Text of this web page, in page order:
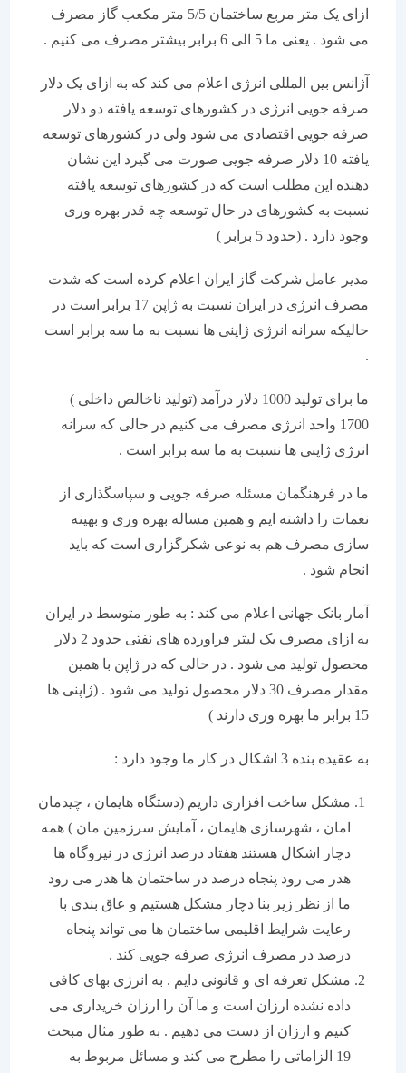
ازای یک متر مربع ساختمان 5/5 متر مکعب گاز مصرف
می شود . یعنی ما 5 الی 6 برابر بیشتر مصرف می کنیم .
آژانس بین المللی انرژی اعلام می کند که به ازای یک دلار
صرفه جویی انرژی در کشورهای توسعه یافته دو دلار
صرفه جویی اقتصادی می شود ولی در کشورهای توسعه
یافته 10 دلار صرفه جویی صورت می گیرد این نشان
دهنده این مطلب است که در کشورهای توسعه یافته
نسبت به کشورهای در حال توسعه چه قدر بهره وری
وجود دارد . (حدود 5 برابر )
مدیر عامل شرکت گاز ایران اعلام کرده است که شدت
مصرف انرژی در ایران نسبت به ژاپن 17 برابر است در
حالیکه سرانه انرژی ژاپنی ها نسبت به ما سه برابر است
ما برای تولید 1000 دلار درآمد (تولید ناخالص داخلی )
1700 واحد انرژی مصرف می کنیم در حالی که سرانه
انرژی ژاپنی ها نسبت به ما سه برابر است .
ما در فرهنگمان مسئله صرفه جویی و سپاسگذاری از
نعمات را داشته ایم و همین مساله بهره وری و بهینه
سازی مصرف هم به نوعی شکرگزاری است که باید
انجام شود .
آمار بانک جهانی اعلام می کند : به طور متوسط در ایران
به ازای مصرف یک لیتر فراورده های نفتی حدود 2 دلار
محصول تولید می شود . در حالی که در ژاپن با همین
مقدار مصرف 30 دلار محصول تولید می شود . (ژاپنی ها
به عقیده بنده 3 اشکال در کار ما وجود دارد :
مشکل ساخت افزاری داریم (دستگاه هایمان ، چیدمان
امان ، شهرسازی هایمان ، آمایش سرزمین مان ) همه
دچار اشکال هستند هفتاد درصد انرژی در نیروگاه ها
هدر می رود پنجاه درصد در ساختمان ها هدر می رود
ما از نظر زیر بنا دچار مشکل هستیم و عاق بندی با
رعایت شرایط اقلیمی ساختمان ها می تواند پنجاه
درصد در مصرف انرژی صرفه جویی کند .
مشکل تعرفه ای و قانونی دایم . به انرژی بهای کافی
داده نشده ارزان است و ما آن را ارزان خریداری می
کنیم و ارزان از دست می دهیم . به طور مثال مبحث
19 الزاماتی را مطرح می کند و مسائل مربوط به